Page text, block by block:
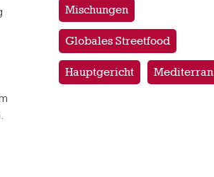
Mischungen
Globales Streetfood
Hauptgericht Mediterran